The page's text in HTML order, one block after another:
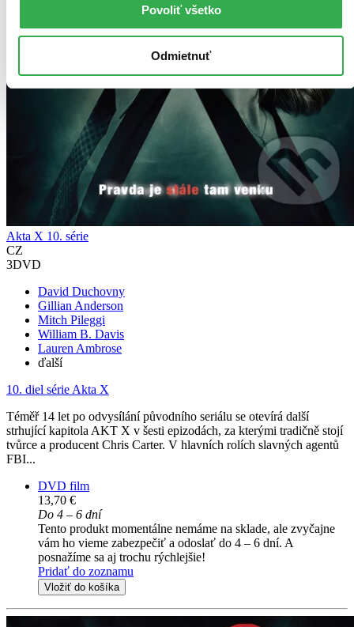
Povoliť všetko
Odmietnuť
Akta X 10. série
CZ
3DVD
David Duchovny
Gillian Anderson
Mitch Pileggi
William B. Davis
Lauren Ambrose
ďalší
10. diel série Akta X
Téměř 14 let po odvysílání původního seriálu se otevírá další
strhující kapitola AKT X v šesti epizodách, za kterými tradičně stojí
tvůrce a producent Chris Carter. V hlavních rolích slavných agentů
FBI...
DVD film
13,70 €
Do 4 – 6 dní
Tento produkt momentálne nemáme na sklade, ale zvyčajne
vám ho vieme zabezpečiť a odoslať do 4 – 6 dní. A
posnažíme sa aj trochu rýchlejšie!
Pridať do zoznamu
Vložiť do košíka